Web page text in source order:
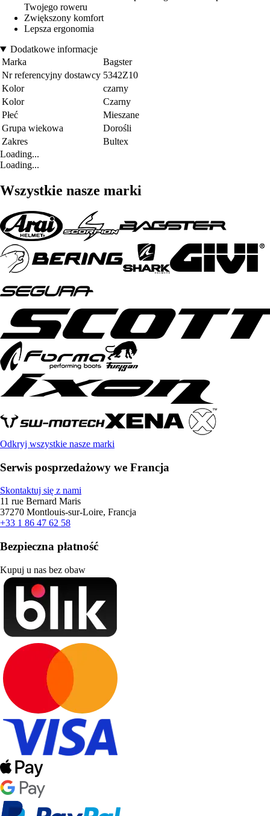
Twojego roweru
Zwiększony komfort
Lepsza ergonomia
Dodatkowe informacje
Marka
Bagster
Nr referencyjny dostawcy 5342Z10
Kolor
czarny
Kolor
Czarny
Płeć
Mieszane
Grupa wiekowa
Dorośli
Zakres
Bultex
Loading...
Loading...
Wszystkie nasze marki
Odkryj wszystkie nasze marki
Serwis posprzedażowy we Francja
Skontaktuj się z nami
11 rue Bernard Maris
37270 Montlouis-sur-Loire, Francja
+33 1 86 47 62 58
Bezpieczna płatność
Kupuj u nas bez obaw